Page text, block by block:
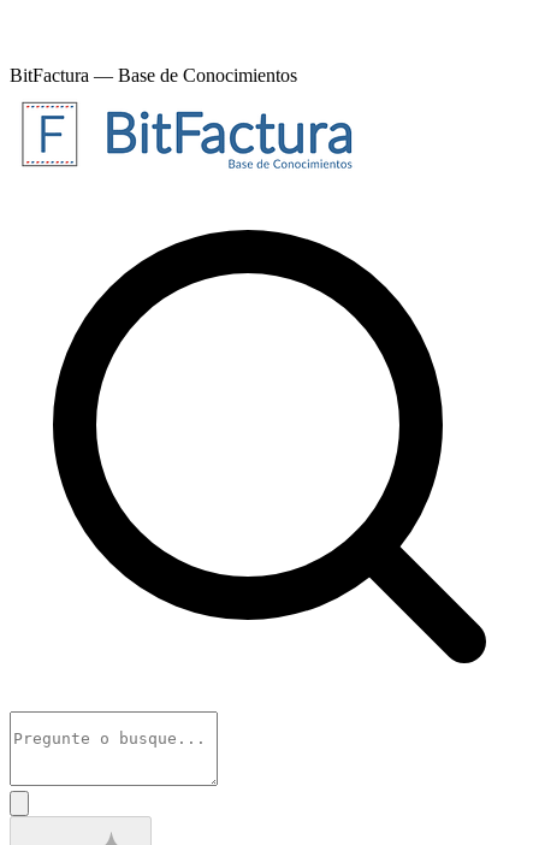
BitFactura — Base de Conocimientos